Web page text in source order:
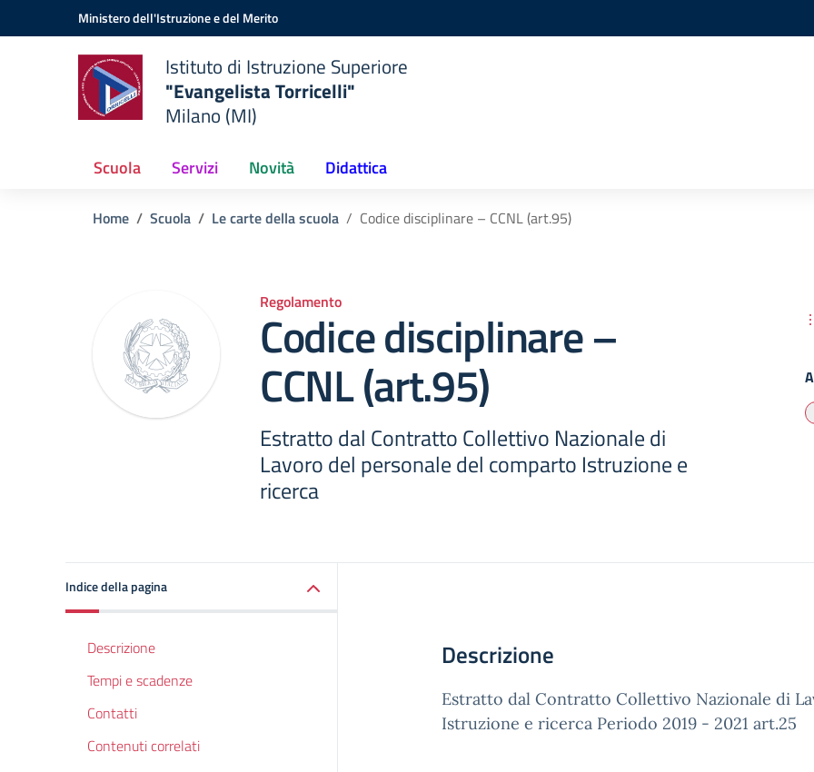
Vai ai contenuti
Vai al menu di navigazioneMinistero dell'Istruzione e del Merito
Istituto di Istruzione Superiore
"Evangelista Torricelli"
Milano (MI)
Scuola Servizi Novità Didattica
Home Scuola Le carte della scuola Codice disciplinare – CCNL (art.95)
Regolamento
Codice disciplinare –
CCNL (art.95)
Estratto dal Contratto Collettivo Nazionale di
Lavoro del personale del comparto Istruzione e
ricerca
Indice della pagina
Descrizione
Tempi e scadenze
Contatti
Contenuti correlati
Descrizione
Estratto dal Contratto Collettivo Nazionale di
Istruzione e ricerca Periodo 2019 - 2021 art.25